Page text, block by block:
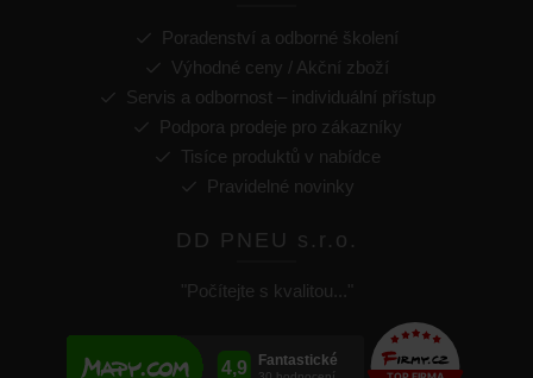
Poradenství a odborné školení
Výhodné ceny / Akční zboží
Servis a odbornost – individuální přístup
Podpora prodeje pro zákazníky
Tisíce produktů v nabídce
Pravidelné novinky
DD PNEU s.r.o.
"Počítejte s kvalitou..."